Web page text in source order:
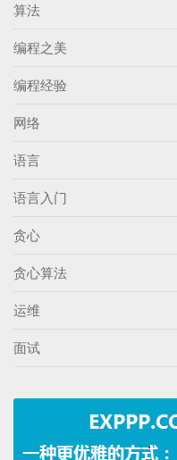
算法
编程之美
编程经验
网络
语言
语言入门
贪心
贪心算法
运维
面试